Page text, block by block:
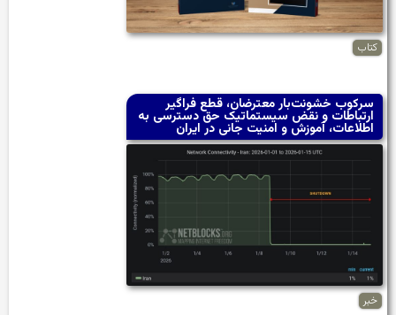
کتاب
سرکوب خشونت‌بار معترضان، قطع فراگیر
ارتباطات و نقض سیستماتیک حق دسترسی به
اطلاعات، آموزش و امنیت جانی در ایران
خبر